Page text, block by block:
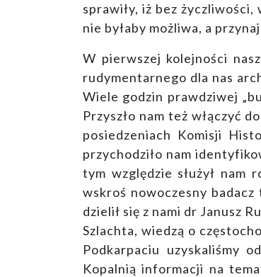
sprawiły, iż bez
nie byłaby możliwa, a
W pierwszej kolejności
rudymentarnego dla nas
Wiele godzin prawdziwej
Przyszło nam też włączyć
posiedzeniach Komisji
przychodziło nam
tym względzie służył nam
wskroś nowoczesny
dzielił się z nami dr Janusz
Szlachta, wiedzą o
Podkarpaciu uzyskaliśmy
Kopalnią informacji na